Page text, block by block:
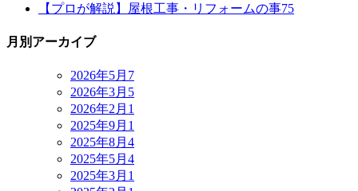
【プロが解説】屋根工事・リフォームの事75
月別アーカイブ
2026年5月 7
2026年3月 5
2026年2月 1
2025年9月 1
2025年8月 4
2025年5月 4
2025年3月 1